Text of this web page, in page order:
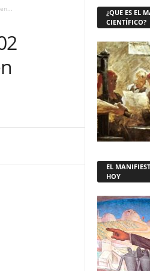
¿QUE ES EL
CIENTÍFICO?
EL
HOY